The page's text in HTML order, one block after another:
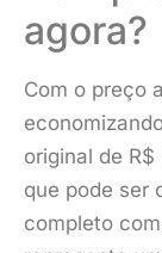
agora?
Com o preço
original de
que pode ser
completo